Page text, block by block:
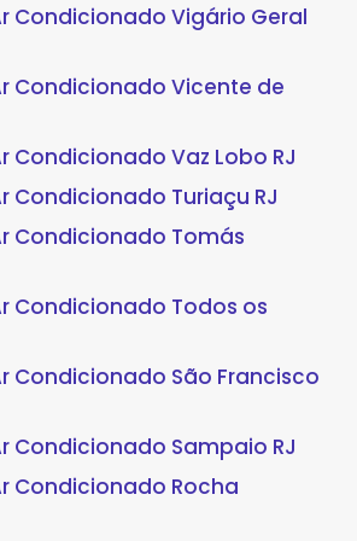
Condicionado Vigário Geral
Condicionado Vicente de
Condicionado Vaz Lobo RJ
Condicionado Turiaçu RJ
Condicionado Tomás
Condicionado Todos os
Condicionado São Francisco
Condicionado Sampaio RJ
Condicionado Rocha